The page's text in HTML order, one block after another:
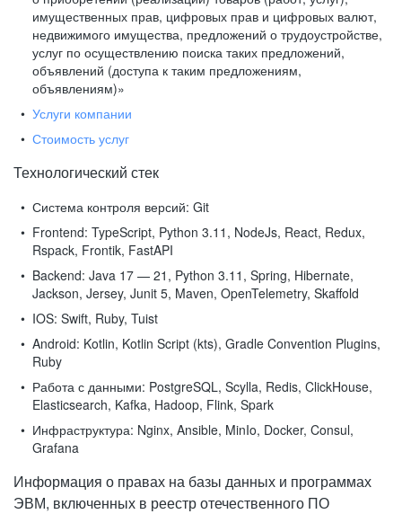
имущественных прав, цифровых прав и цифровых валют,
недвижимого имущества, предложений о трудоустройстве,
услуг по осуществлению поиска таких предложений,
объявлений (доступа к таким предложениям,
объявлениям)»
Услуги компании
Стоимость услуг
Технологический стек
Система контроля версий: Git
Frontend: TypeScript, Python 3.11, NodeJs, React, Redux,
Rspack, Frontik, FastAPI
Backend: Java 17 — 21, Python 3.11, Spring, Hibernate,
Jackson, Jersey, Junit 5, Maven, OpenTelemetry, Skaffold
IOS: Swift, Ruby, Tuist
Android: Kotlin, Kotlin Script (kts), Gradle Convention Plugins,
Ruby
Работа с данными: PostgreSQL, Scylla, Redis, ClickHouse,
Elasticsearch, Kafka, Hadoop, Flink, Spark
Инфраструктура: Nginx, Ansible, MinIo, Docker, Consul,
Grafana
Информация о правах на базы данных и программах
ЭВМ, включенных в реестр отечественного ПО